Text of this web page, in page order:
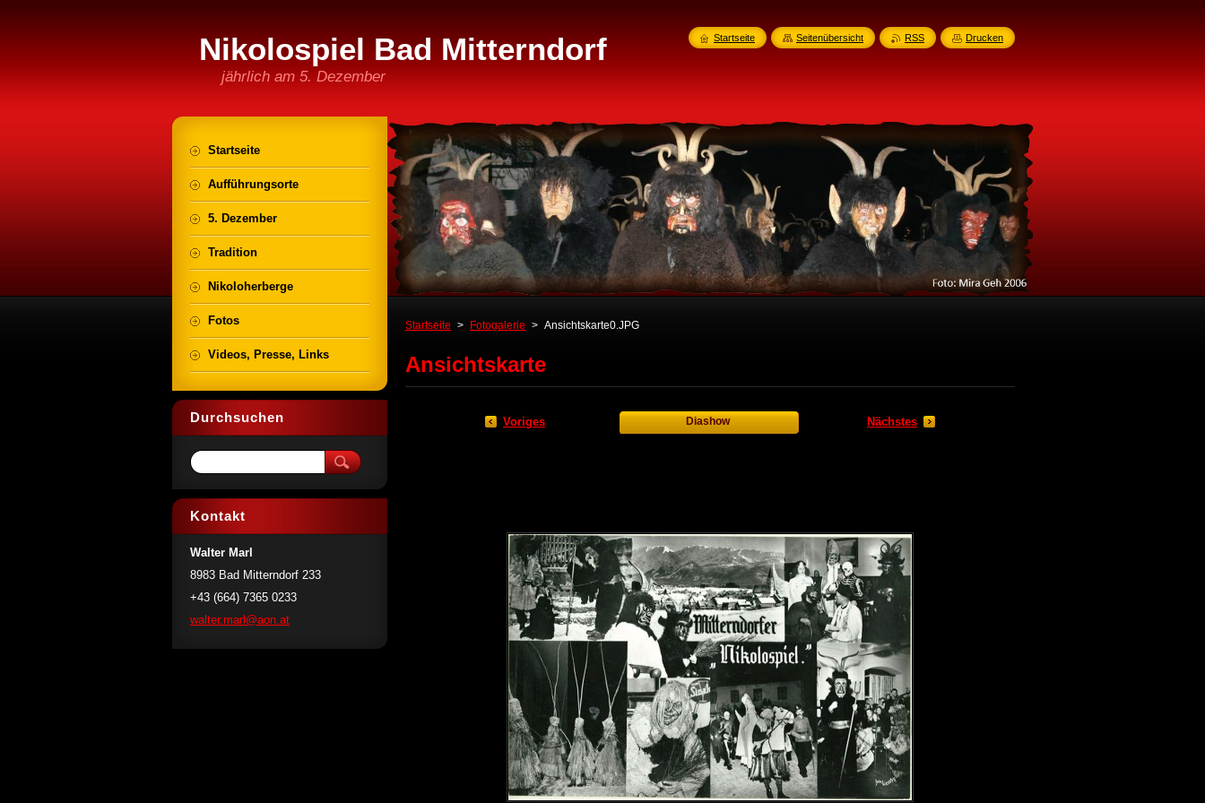
Nikolospiel Bad Mitterndorf
jährlich am 5. Dezember
Startseite > Fotogalerie > Ansichtskarte0.JPG
Ansichtskarte
Voriges Diashow Nächstes
Startseite
Aufführungsorte
5. Dezember
Tradition
Nikoloherberge
Fotos
Videos, Presse, Links
Durchsuchen
Kontakt
Walter Marl
8983 Bad Mitterndorf 233
+43 (664) 7365 0233
walter.marl@aon.at
Startseite Seitenübersicht RSS Drucken